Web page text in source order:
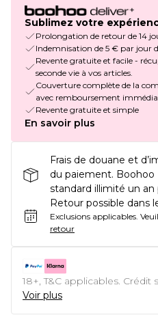
Sublimez votre
Prolongation de retour de 14
Indemnisation de 5 € par jour
Revente gratuite et facile -
seconde vie à vos articles.
Couverture complète de la
avec remboursement
Revente gratuite et simple
En savoir plus
Frais de douane et
du paiement. Boohoo
standard illimité un
Retour possible dans
Exclusions applicables.
retour
18+, T&C applicables. Crédit
Voir plus